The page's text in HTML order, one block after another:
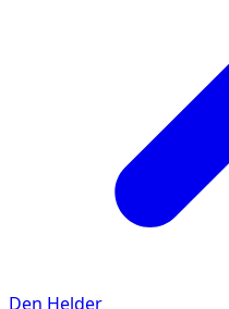
Den Helder